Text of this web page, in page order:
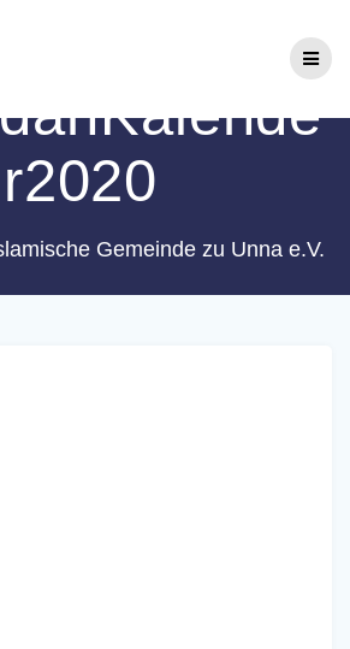
r2020
Gemeinde zu Unna e.V.